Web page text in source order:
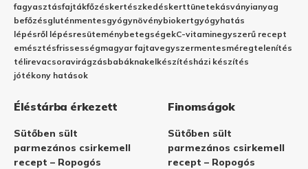
fagyasztásfajtákfőzéskertészkedéskerttünetekásványianyag
befőzésgluténmentesgyógynövénybiokertgyógyhatás
lépésről lépésresüteménybetegségekC-vitaminegyszerű recept
emésztésfrissességmagyar fajtavegyszermentesméregtelenítés
télirevacsoravirágzásbabáknakelkészítésházi készítés
jótékony hatások
Éléstárba érkezett
Sütőben sült
parmezános csirkemell
recept – Ropogós
Finomságok
Sütőben sült
parmezános csirkemell
recept – Ropogós